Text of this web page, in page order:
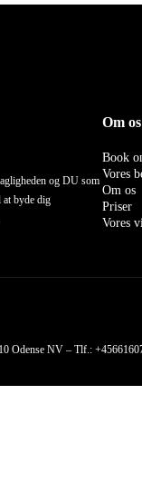
og DU som
byde dig
Om os
Book
Vores
Om os
Priser
Vores
Odense NV – Tlf.: